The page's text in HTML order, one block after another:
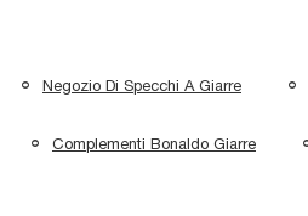
Negozio Di Specchi A Giarre
Complementi Bonaldo Giarre